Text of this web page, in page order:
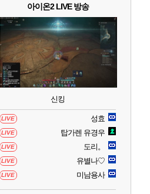
아이온2 LIVE 방송
신킹
LIVE 성효
LIVE 탑가렌 유경우
LIVE 도리。
LIVE 유별나♡
LIVE 미남용사